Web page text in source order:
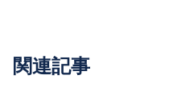
関連記事